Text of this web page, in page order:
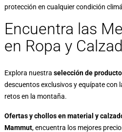
protección en cualquier condición
Encuentra las
en Ropa y
Explora nuestra selección de
descuentos exclusivos y equípate con
retos en la montaña.
Ofertas y chollos en material y
Mammut, encuentra los mejores